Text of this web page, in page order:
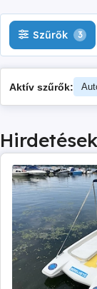
Szűrők 3
Aktív szűrők:
Hirdetések